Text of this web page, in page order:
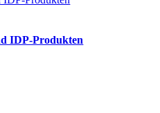
IDP-Produkten